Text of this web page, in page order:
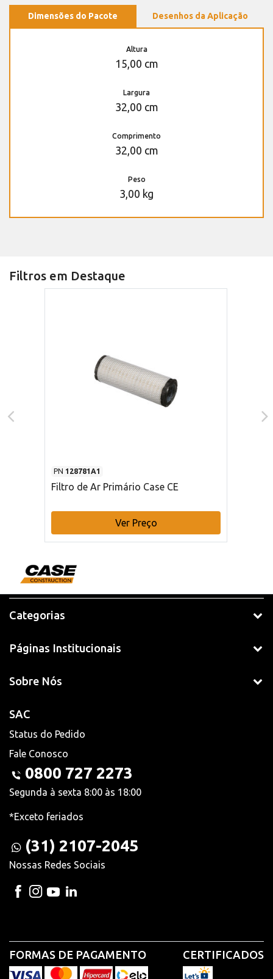
Dimensões do Pacote Desenhos da Aplicação
Altura
15,00 cm
Largura
32,00 cm
Comprimento
32,00 cm
Peso
3,00 kg
Filtros em Destaque
PN 128781A1
Filtro de Ar Primário Case CE
Ver Preço
Categorias
Páginas Institucionais
Sobre Nós
SAC
Status do Pedido
Fale Conosco
0800 727 2273
Segunda à sexta 8:00 às 18:00
*Exceto feriados
(31) 2107-2045
Nossas Redes Sociais
FORMAS DE PAGAMENTO CERTIFICADOS